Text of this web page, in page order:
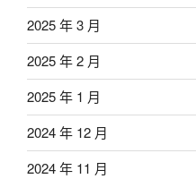
2025 年 3 月
2025 年 2 月
2025 年 1 月
2024 年 12 月
2024 年 11 月